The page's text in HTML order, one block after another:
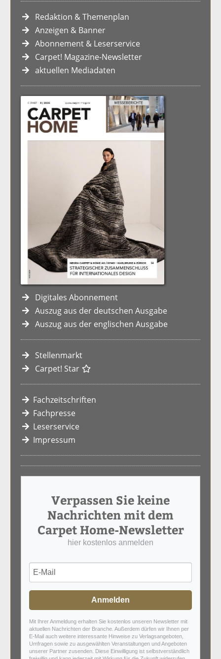
Redaktion & Themenplan
Anzeigen & Banner
Abonnement & Leserservice
Carpet! Magazine-Newsletter
aktuellen Mediadaten
Digitales Abonnement
Auszug aus der deutschen Ausgabe
Auszug aus der englischen Ausgabe
Stellenmarkt
Carpet! Star
Fachzeitschriften
Fachpresse
Leserservice
Impressum
Verpassen Sie keine
Nachrichten mit dem
Carpet Home-Newsletter
hier kostenlos anmelden
Anmelden
Mit Ihrer Anmeldung erhalten Sie kostenlos unseren Newsletter mit
aktuellen Nachrichten der Branche. Außerdem dürfen wir Ihnen per
E-Mail auch weitere interessante Hinweise zu Verlagsangeboten,
Umfragen sowie zu ausgewählten Veranstaltungen und Angeboten
unserer Partner zusenden. Diese Einwilligung ist selbstverständlich